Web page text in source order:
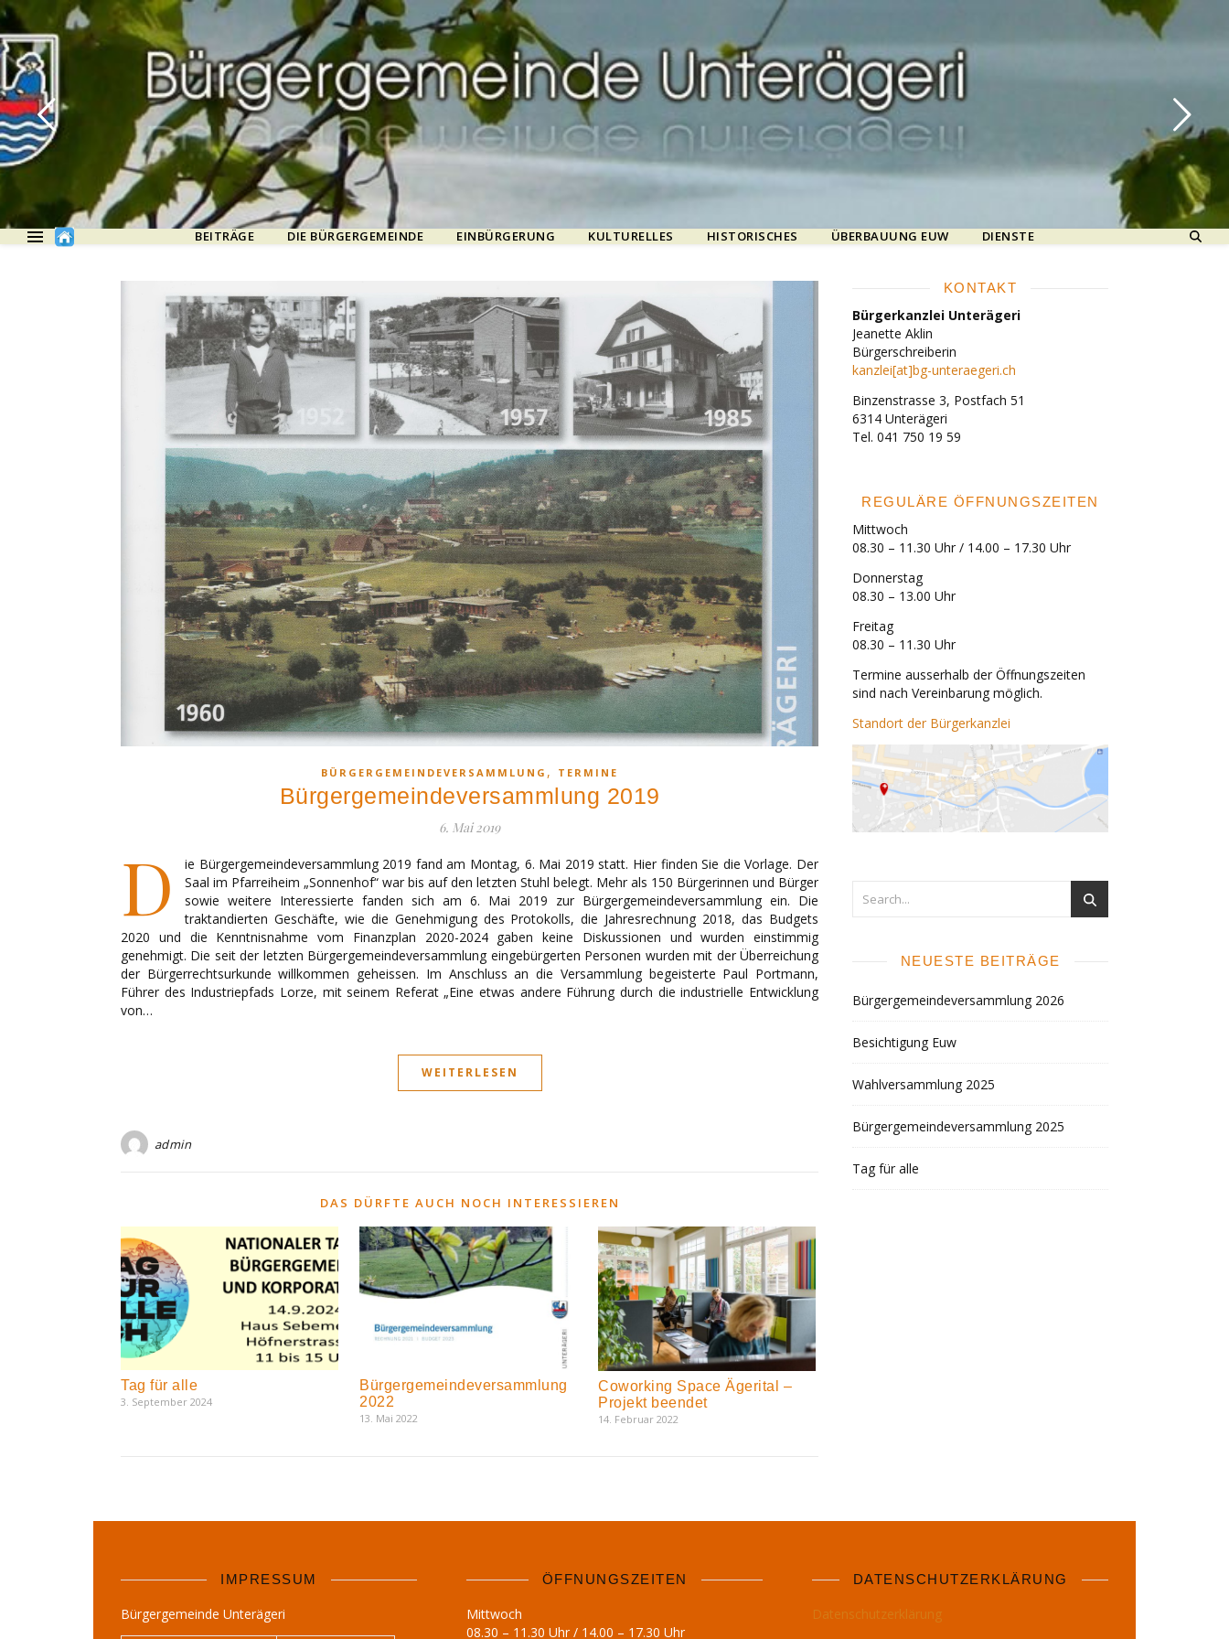
BEITRÄGE DIE BÜRGERGEMEINDE EINBÜRGERUNG KULTURELLES HISTORISCHES ÜBERBAUUNG EUW DIENSTE
BÜRGERGEMEINDEVERSAMMLUNG , TERMINE
Bürgergemeindeversammlung 2019
6. Mai 2019
D
ie Bürgergemeindeversammlung 2019 fand am Montag, 6. Mai 2019 statt. Hier finden Sie die Vorlage. Der
Saal im Pfarreiheim „Sonnenhof“ war bis auf den letzten Stuhl belegt. Mehr als 150 Bürgerinnen und Bürger
sowie weitere Interessierte fanden sich am 6. Mai 2019 zur Bürgergemeindeversammlung ein. Die
traktandierten Geschäfte, wie die Genehmigung des Protokolls, die Jahresrechnung 2018, das Budgets
2020 und die Kenntnisnahme vom Finanzplan 2020-2024 gaben keine Diskussionen und wurden einstimmig
genehmigt. Die seit der letzten Bürgergemeindeversammlung eingebürgerten Personen wurden mit der Überreichung
der Bürgerrechtsurkunde willkommen geheissen. Im Anschluss an die Versammlung begeisterte Paul Portmann,
Führer des Industriepfads Lorze, mit seinem Referat „Eine etwas andere Führung durch die industrielle Entwicklung
von…
WEITERLESEN
admin
DAS DÜRFTE AUCH NOCH INTERESSIEREN
Tag für alle
3. September 2024
Bürgergemeindeversammlung
2022
13. Mai 2022
Coworking Space Ägerital –
Projekt beendet
14. Februar 2022
KONTAKT
Bürgerkanzlei Unterägeri
Jeanette Aklin
Bürgerschreiberin
kanzlei[at]bg-unteraegeri.ch
Binzenstrasse 3, Postfach 51
6314 Unterägeri
Tel. 041 750 19 59
REGULÄRE ÖFFNUNGSZEITEN
Mittwoch
08.30 – 11.30 Uhr / 14.00 – 17.30 Uhr
Donnerstag
08.30 – 13.00 Uhr
Freitag
08.30 – 11.30 Uhr
Termine ausserhalb der Öffnungszeiten
sind nach Vereinbarung möglich.
Standort der Bürgerkanzlei
NEUESTE BEITRÄGE
Bürgergemeindeversammlung 2026
Besichtigung Euw
Wahlversammlung 2025
Bürgergemeindeversammlung 2025
Tag für alle
IMPRESSUM
Bürgergemeinde Unterägeri
ÖFFNUNGSZEITEN
Mittwoch
08.30 – 11.30 Uhr / 14.00 – 17.30 Uhr
DATENSCHUTZERKLÄRUNG
Datenschutzerklärung